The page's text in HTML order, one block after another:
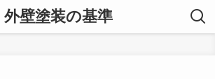
外壁塗装の基準